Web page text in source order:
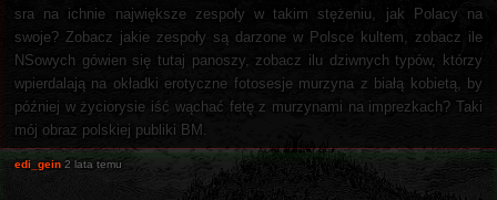
sra na ichnie największe zespoły w takim stężeniu, jak Polacy na
swoje? Zobacz jakie zespoły są darzone w Polsce kultem, zobacz ile
NSowych gówien się tutaj panoszy, zobacz ilu dziwnych typów, którzy
wpierdalają na okładki erotyczne fotosesje murzyna z białą kobietą, by
później w życiorysie iść wąchać fetę z murzynami na imprezkach? Taki
mój obraz polskiej publiki BM.
edi_gein 2 lata temu